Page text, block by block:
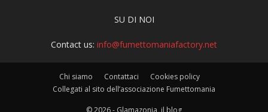
SU DI NOI
Contact us: info@fumettomaniafactory.net
Chi siamo Contattaci
Cookies policy
Collegati al sito dell’associazione Fumettomania
© 2026 - Glamazonia, il blog